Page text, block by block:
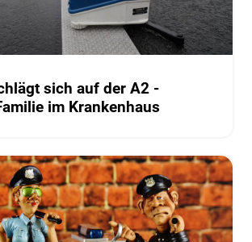
sich auf der A2 -
im Krankenhaus